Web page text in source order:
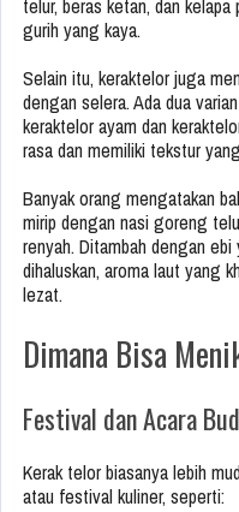
telur, beras ketan, dan
gurih yang kaya.
Selain itu, keraktelor juga
dengan selera. Ada dua
keraktelor ayam dan
rasa dan memiliki tekstur
Banyak orang mengatakan
mirip dengan nasi goreng
renyah. Ditambah dengan
dihaluskan, aroma laut yang
lezat.
Dimana Bisa
Festival dan Acara
Kerak telor biasanya lebih
atau festival kuliner, seperti: